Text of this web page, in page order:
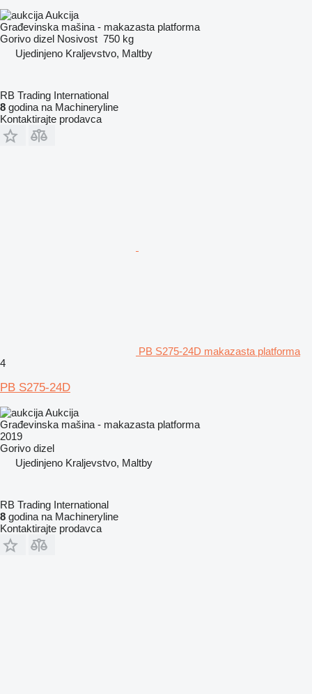
Aukcija
Građevinska mašina - makazasta platforma
Gorivo dizel Nosivost 750 kg
Ujedinjeno Kraljevstvo, Maltby
RB Trading International
8 godina na Machineryline
Kontaktirajte prodavca
PB S275-24D makazasta platforma
4
PB S275-24D
Aukcija
Građevinska mašina - makazasta platforma
2019
Gorivo dizel
Ujedinjeno Kraljevstvo, Maltby
RB Trading International
8 godina na Machineryline
Kontaktirajte prodavca